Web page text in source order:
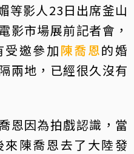
等影人23日出席釜山
影市場展前記者會，
邀參加陳喬恩的婚
兩地，已經很久沒有
恩因為拍戲認識，當
陳喬恩去了大陸發